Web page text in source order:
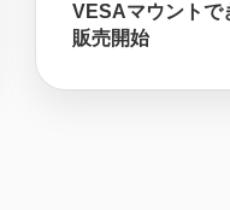
VESAマウントで
販売開始